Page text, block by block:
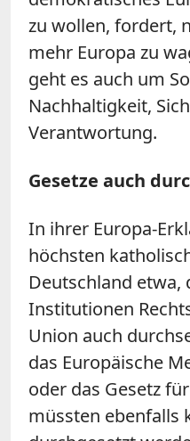
zu wollen, fordert,
mehr Europa zu
geht es auch um
Nachhaltigkeit,
Verantwortung.
Gesetze auch
In ihrer Europa-
höchsten
Deutschland etwa,
Institutionen
Union auch
das Europäische
oder das Gesetz
müssten ebenfalls